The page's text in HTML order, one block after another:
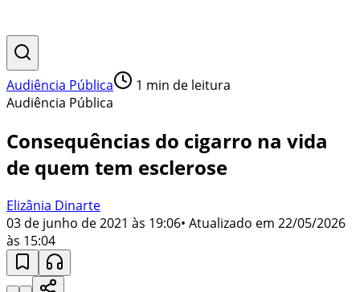
Audiência Pública 1 min de leitura
Audiência Pública
Consequências do cigarro na vida
de quem tem esclerose
Elizânia Dinarte
03 de junho de 2021 às 19:06• Atualizado em 22/05/2026
às 15:04